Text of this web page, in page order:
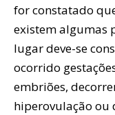
for constatado
existem algumas
lugar deve-se
ocorrido
embriões,
hiperovulação ou